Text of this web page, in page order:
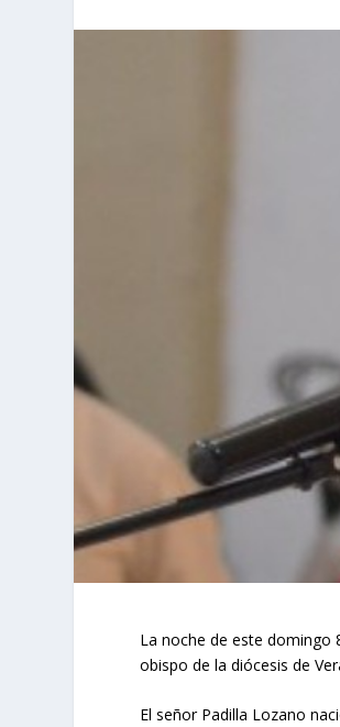
La noche de este domingo
obispo de la diócesis de
El señor Padilla Lozano